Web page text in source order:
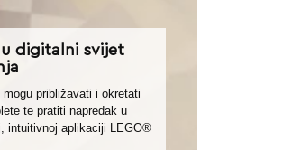
digitalni svijet
mogu približavati i okretati
te pratiti napredak u
intuitivnoj aplikaciji LEGO®